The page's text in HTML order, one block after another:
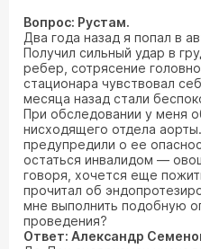
Вопрос: Рустам.
Два года назад я попал в
Получил сильный удар в
ребер, сотрясение
стационара чувствовал
месяца назад стали
При обследовании у меня
нисходящего отдела
предупредили о ее
остаться инвалидом —
говоря, хочется еще
прочитал об
мне выполнить подобную
проведения?
Ответ: Александр